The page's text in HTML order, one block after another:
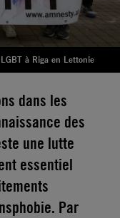
à Riga en Lettonie
dans les
des
une lutte
essentiel
Par